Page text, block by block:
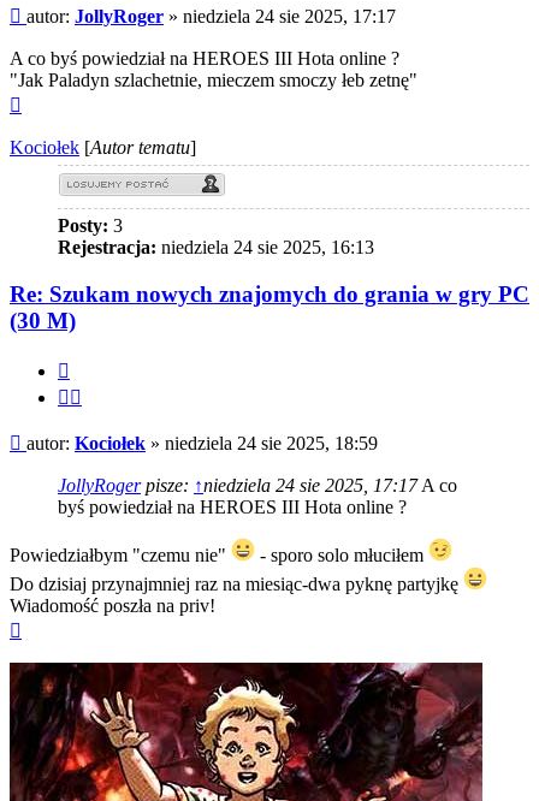
Post
autor: JollyRoger » niedziela 24 sie 2025, 17:17
A co byś powiedział na HEROES III Hota online ?
"Jak Paladyn szlachetnie, mieczem smoczy łeb zetnę"
Kociołek [Autor tematu]
Posty: 3
Rejestracja: niedziela 24 sie 2025, 16:13
Re: Szukam nowych znajomych do grania w gry PC
(30 M)
Post
autor: Kociołek » niedziela 24 sie 2025, 18:59
JollyRogerpisze: ↑niedziela 24 sie 2025, 17:17A co
byś powiedział na HEROES III Hota online ?
Powiedziałbym "czemu nie"
- sporo solo młuciłem
Do dzisiaj przynajmniej raz na miesiąc-dwa pyknę partyjkę
Wiadomość poszła na priv!